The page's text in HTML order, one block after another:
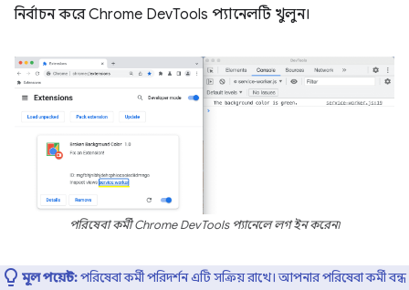
নির্বাচন করে Chrome DevTools প্যানেলটি খুলুন।
পরিষেবা কর্মী Chrome DevTools প্যানেলে লগ ইন করেন৷
মূল পয়েন্ট:পরিষেবা কর্মী পরিদর্শন এটি সক্রিয় রাখে। আপনার পরিষেবা কর্মী বন্ধ